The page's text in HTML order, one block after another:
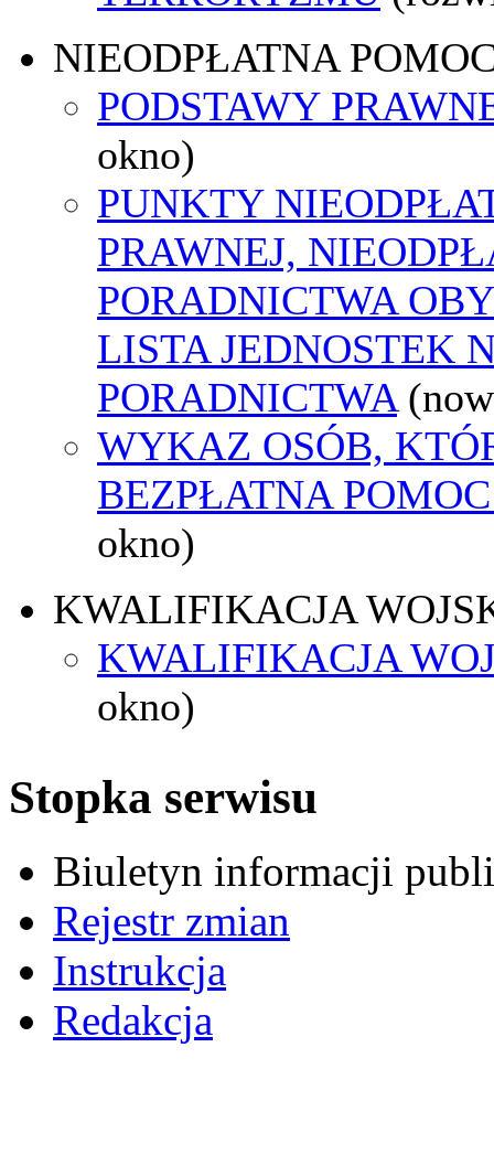
NIEODPŁATNA
PODSTAWY
okno)
PUNKTY
PRAWNEJ,
PORADNICTWA
LISTA JEDNOSTEK
PORADNICTWA
WYKAZ OSÓB,
BEZPŁATNA
okno)
KWALIFIKACJA
KWALIFIKACJA
okno)
Stopka serwisu
Biuletyn informacji
Rejestr zmian
Instrukcja
Redakcja